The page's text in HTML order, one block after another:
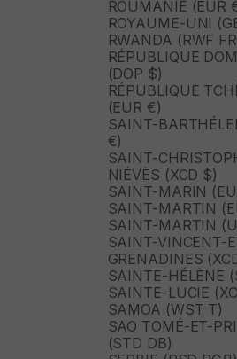
ROUMANIE (EUR
ROYAUME-UNI
RWANDA (RWF
RÉPUBLIQUE
(DOP $)
RÉPUBLIQUE
(EUR €)
SAINT-
€)
SAINT-
NIÉVÈS (XCD $)
SAINT-MARIN
SAINT-MARTIN
SAINT-MARTIN
SAINT-VINCENT-
GRENADINES
SAINTE-HÉLÈNE
SAINTE-LUCIE
SAMOA (WST T)
SAO TOMÉ-ET-
(STD DB)